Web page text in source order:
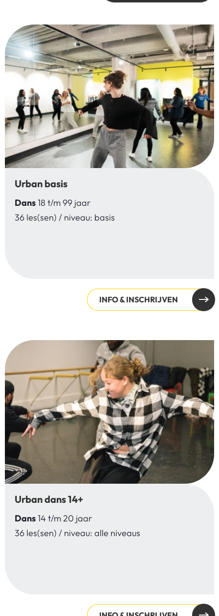
Urban basis
Dans18 t/m 99 jaar
36 les(sen) / niveau: basis
INFO & INSCHRIJVEN
Urban dans 14+
Dans14 t/m 20 jaar
36 les(sen) / niveau: alle niveaus